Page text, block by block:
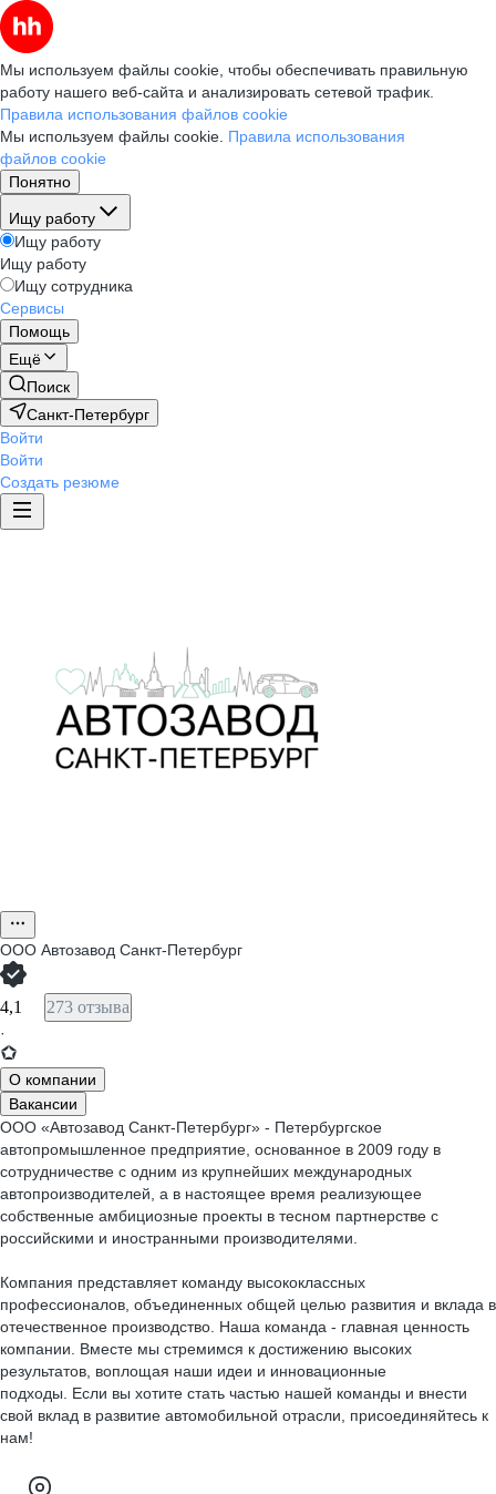
Мы используем файлы cookie, чтобы обеспечивать правильную
работу нашего веб-сайта и анализировать сетевой трафик.
Правила использования файлов cookie
Мы используем файлы cookie. Правила использования
файлов cookie
Понятно
Ищу работу
Ищу работу
Ищу работу
Ищу сотрудника
Сервисы
Помощь
Ещё
Поиск
Санкт-Петербург
Войти
Войти
Создать резюме
ООО Автозавод Санкт-Петербург
4,1 273 отзыва
·
О компании
Вакансии
ООО «Автозавод Санкт-Петербург» - Петербургское
автопромышленное предприятие, основанное в 2009 году в
сотрудничестве с одним из крупнейших международных
автопроизводителей, а в настоящее время реализующее
собственные амбициозные проекты в тесном партнерстве с
российскими и иностранными производителями.
Компания представляет команду высококлассных
профессионалов, объединенных общей целью развития и вклада в
отечественное производство. Наша команда - главная ценность
компании. Вместе мы стремимся к достижению высоких
результатов, воплощая наши идеи и инновационные
подходы. Если вы хотите стать частью нашей команды и внести
свой вклад в развитие автомобильной отрасли, присоединяйтесь к
нам!